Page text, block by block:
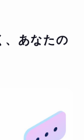
、あなたの